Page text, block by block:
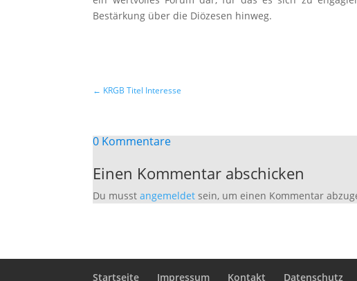
Bestärkung über die Diözesen hinweg.
← KRGB Titel Interesse
0 Kommentare
Einen Kommentar abschicken
Du musstangemeldet sein, um einen Kommentar
Startseite Impressum Kontakt Datenschutz